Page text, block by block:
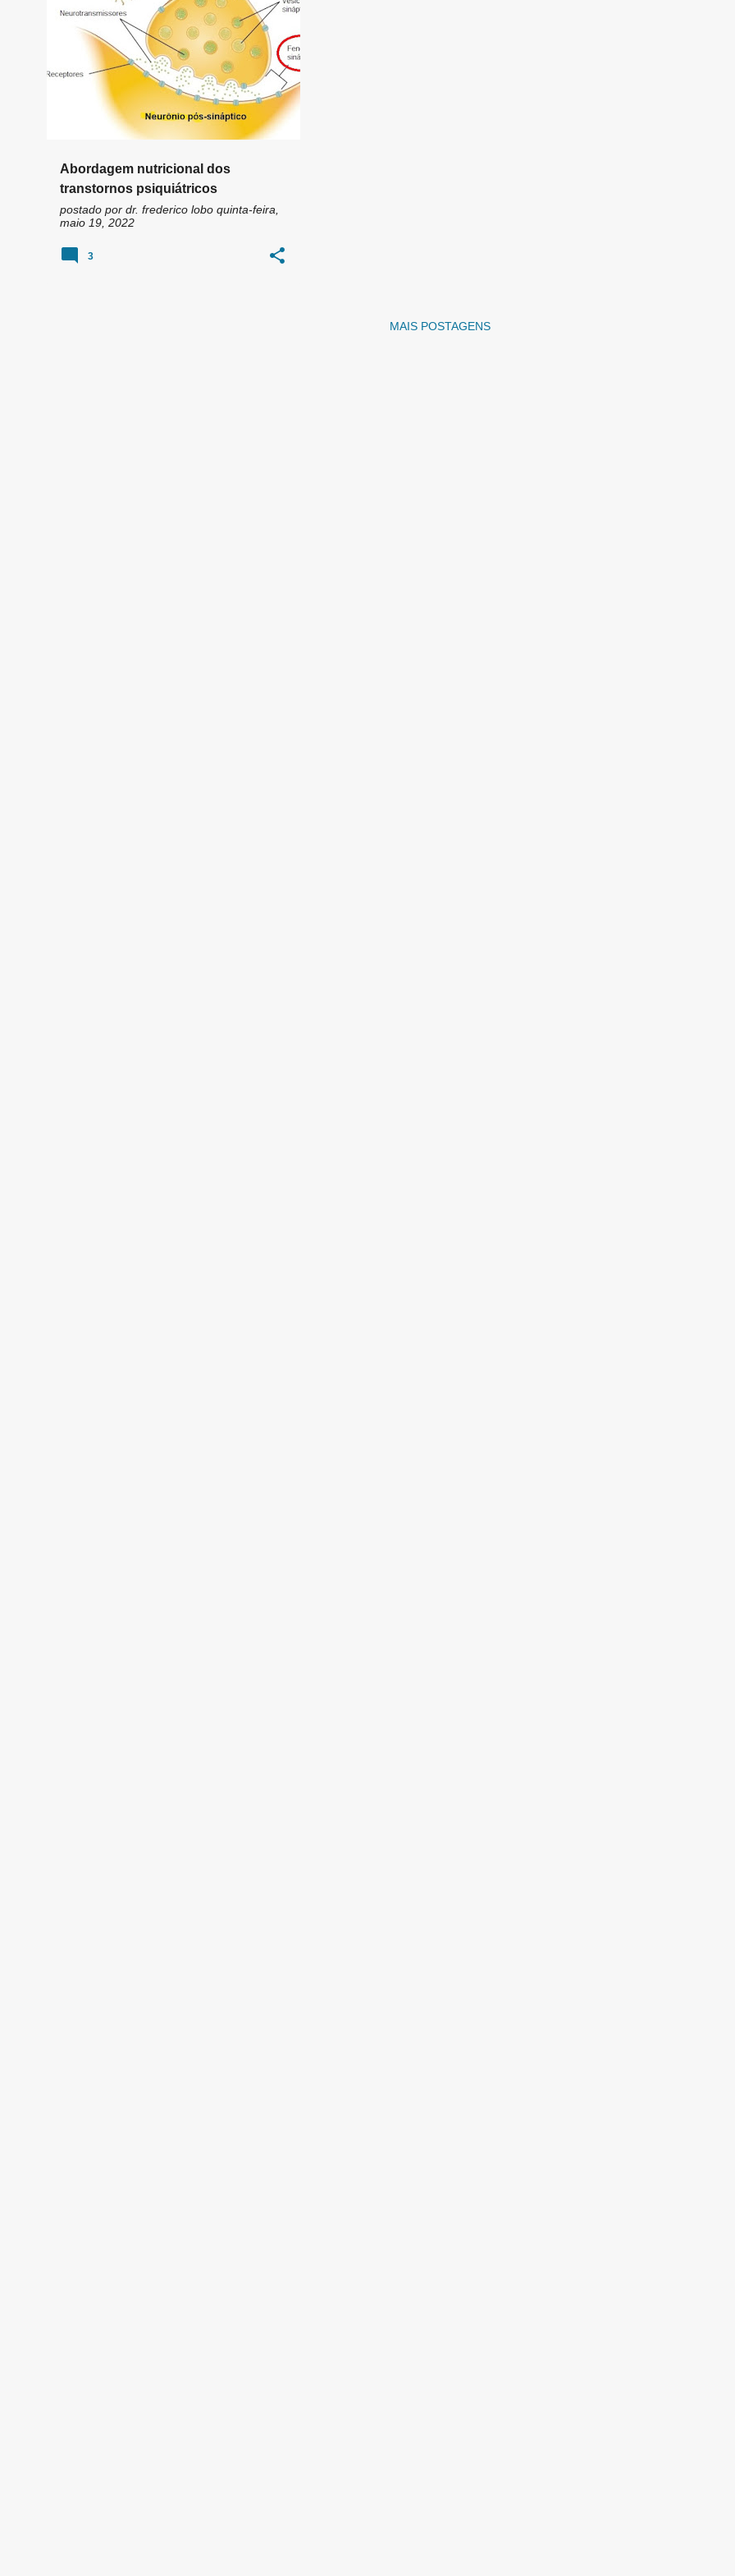
Abordagem nutricional dos
transtornos psiquiátricos
postado por dr. frederico lobo quinta-feira,
maio 19, 2022
DOPAMINA GABA +
3
MAIS POSTAGENS